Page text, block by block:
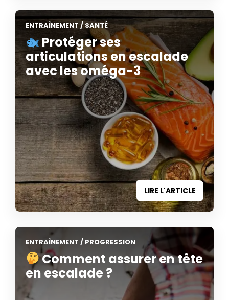
ENTRAÎNEMENT / SANTÉ
Protéger ses
articulations en escalade
avec les oméga-3
LIRE L'ARTICLE
ENTRAÎNEMENT / PROGRESSION
Comment assurer en tête
en escalade ?